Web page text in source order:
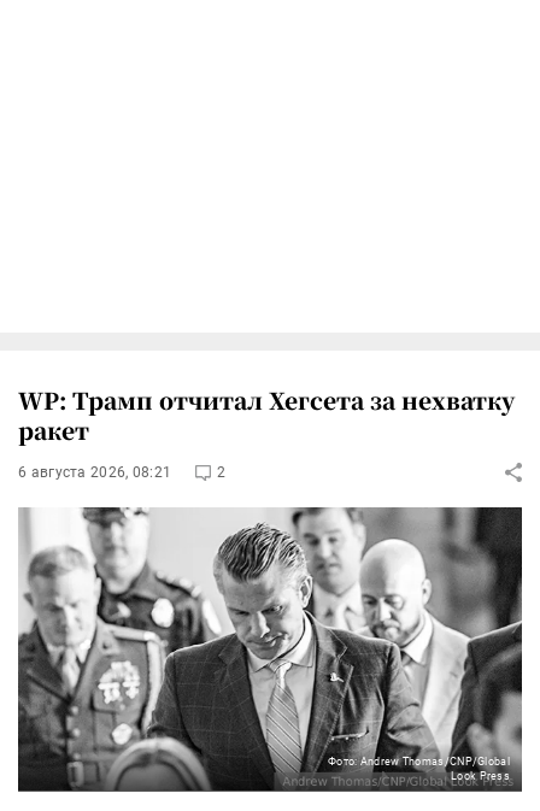
WP: Трамп отчитал Хегсета за нехватку
ракет
6 августа 2026, 08:21 2
Фото: Andrew Thomas/CNP/Global
Look Press